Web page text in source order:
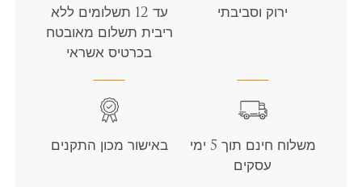
ירוק וסביבתי
עד 12 תשלומים ללא
ריבית תשלום מאובטח
בכרטיס אשראי
משלוח חינם תוך 5 ימי
עסקים
באישור מכון התקנים